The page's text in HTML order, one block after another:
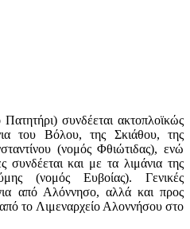
συνδέεται ακτοπλοϊκώς
του Βόλου, της Σκιάθου, της
(νομός Φθιώτιδας), ενώ
συνδέεται και με τα λιμάνια της
(νομός Ευβοίας). Γενικές
από Αλόννησο, αλλά και προς
το Λιμεναρχείο Αλοννήσου στο